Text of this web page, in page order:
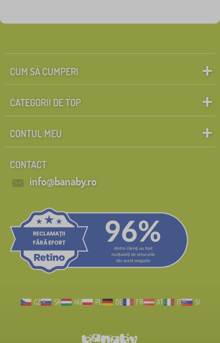
CUM SĂ CUMPERI
CATEGORII DE TOP
CONTUL MEU
CONTACT
info@banaby.ro
CZ SK HU PL DE FR AT IT SI